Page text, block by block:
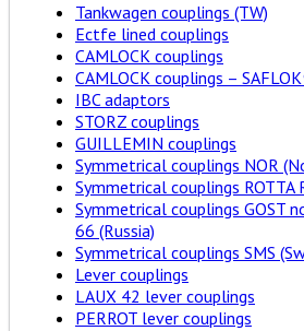
Tankwagen couplings (TW)
Ectfe lined couplings
CAMLOCK couplings
CAMLOCK couplings –
IBC adaptors
STORZ couplings
GUILLEMIN couplings
Symmetrical couplings NOR
Symmetrical couplings ROTTA
Symmetrical couplings GOST
66 (Russia)
Symmetrical couplings SMS
Lever couplings
LAUX 42 lever couplings
PERROT lever couplings